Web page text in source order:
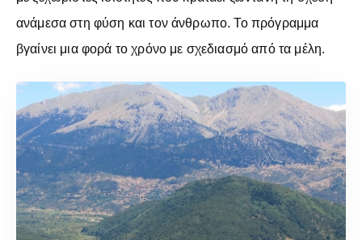
ανάμεσα στη φύση και τον άνθρωπο. Το πρόγραμμα
βγαίνει μια φορά το χρόνο με σχεδιασμό από τα μέλη.